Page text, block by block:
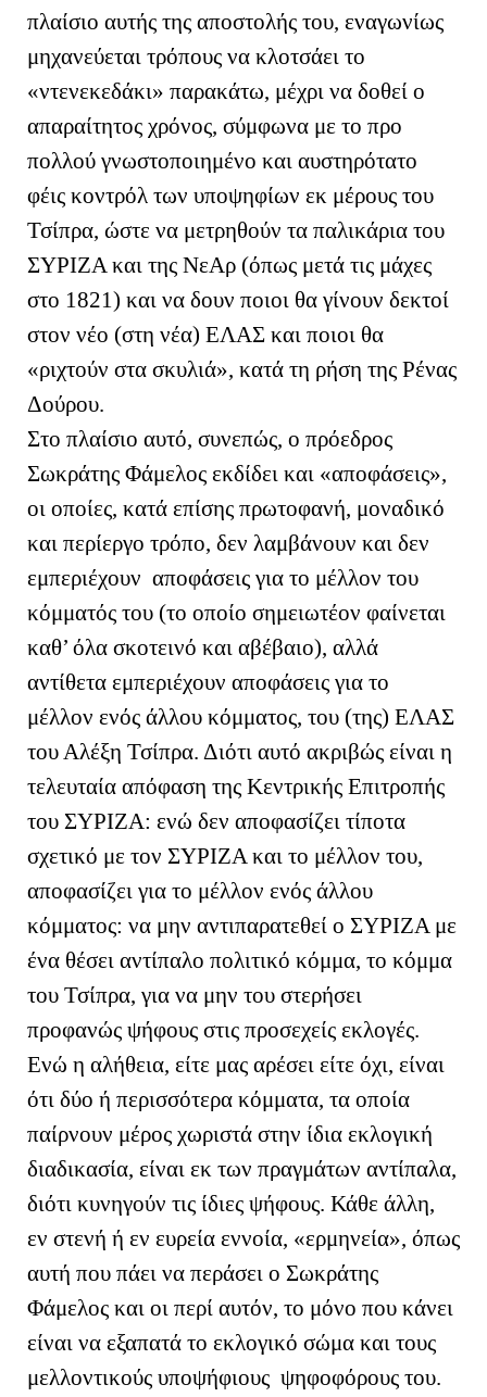
πλαίσιο αυτής της αποστολής του, εναγωνίως
μηχανεύεται τρόπους να κλοτσάει το
«ντενεκεδάκι» παρακάτω, μέχρι να δοθεί ο
απαραίτητος χρόνος, σύμφωνα με το προ
πολλού γνωστοποιημένο και αυστηρότατο
φέις κοντρόλ των υποψηφίων εκ μέρους του
Τσίπρα, ώστε να μετρηθούν τα παλικάρια του
ΣΥΡΙΖΑ και της ΝεΑρ (όπως μετά τις μάχες
στο 1821) και να δουν ποιοι θα γίνουν δεκτοί
στον νέο (στη νέα) ΕΛΑΣ και ποιοι θα
«ριχτούν στα σκυλιά», κατά τη ρήση της Ρένας
Δούρου.
Στο πλαίσιο αυτό, συνεπώς, ο πρόεδρος
Σωκράτης Φάμελος εκδίδει και «αποφάσεις»,
οι οποίες, κατά επίσης πρωτοφανή, μοναδικό
και περίεργο τρόπο, δεν λαμβάνουν και δεν
εμπεριέχουν αποφάσεις για το μέλλον του
κόμματός του (το οποίο σημειωτέον φαίνεται
καθ’ όλα σκοτεινό και αβέβαιο), αλλά
αντίθετα εμπεριέχουν αποφάσεις για το
μέλλον ενός άλλου κόμματος, του (της) ΕΛΑΣ
του Αλέξη Τσίπρα. Διότι αυτό ακριβώς είναι η
τελευταία απόφαση της Κεντρικής Επιτροπής
του ΣΥΡΙΖΑ: ενώ δεν αποφασίζει τίποτα
σχετικό με τον ΣΥΡΙΖΑ και το μέλλον του,
αποφασίζει για το μέλλον ενός άλλου
κόμματος: να μην αντιπαρατεθεί ο ΣΥΡΙΖΑ με
ένα θέσει αντίπαλο πολιτικό κόμμα, το κόμμα
του Τσίπρα, για να μην του στερήσει
προφανώς ψήφους στις προσεχείς εκλογές.
Ενώ η αλήθεια, είτε μας αρέσει είτε όχι, είναι
ότι δύο ή περισσότερα κόμματα, τα οποία
παίρνουν μέρος χωριστά στην ίδια εκλογική
διαδικασία, είναι εκ των πραγμάτων αντίπαλα,
διότι κυνηγούν τις ίδιες ψήφους. Κάθε άλλη,
εν στενή ή εν ευρεία εννοία, «ερμηνεία», όπως
αυτή που πάει να περάσει ο Σωκράτης
Φάμελος και οι περί αυτόν, το μόνο που κάνει
είναι να εξαπατά το εκλογικό σώμα και τους
μελλοντικούς υποψήφιους ψηφοφόρους του.